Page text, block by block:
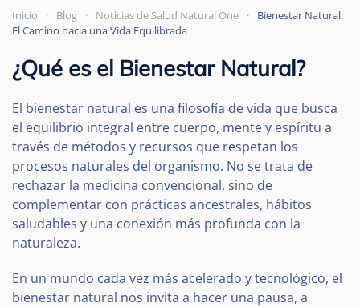
Inicio Blog Noticias de Salud Natural One
Bienestar Natural:
El Camino hacia una Vida Equilibrada
¿Qué es el Bienestar Natural?
El bienestar natural es una filosofía de vida que busca
el equilibrio integral entre cuerpo, mente y espíritu a
través de métodos y recursos que respetan los
procesos naturales del organismo. No se trata de
rechazar la medicina convencional, sino de
complementar con prácticas ancestrales, hábitos
saludables y una conexión más profunda con la
naturaleza.
En un mundo cada vez más acelerado y tecnológico, el
bienestar natural nos invita a hacer una pausa, a